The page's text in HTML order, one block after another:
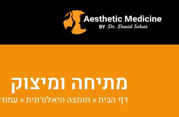
מתיחה ומיצוק
דף הבית» חומצה היאלורונית» עמוד 3